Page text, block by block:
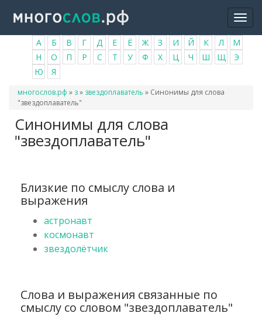
основному
содержанию
А Б В Г Д Е Ё Ж З И Й К Л
М
Н
О П Р С Т У Ф Х Ц Ч Ш Щ
Э
Ю
Я
Вы
здесь
многослов.рф » з» звездоплаватель » Синонимы для слова
"звездоплаватель"
Синонимы для слова
"звездоплаватель"
Близкие по смыслу слова и
выражения
астронавт
космонавт
звездолётчик
Слова и выражения связанные по
смыслу со словом "звездоплаватель"